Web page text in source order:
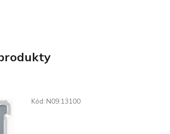
Kód: N09.13100